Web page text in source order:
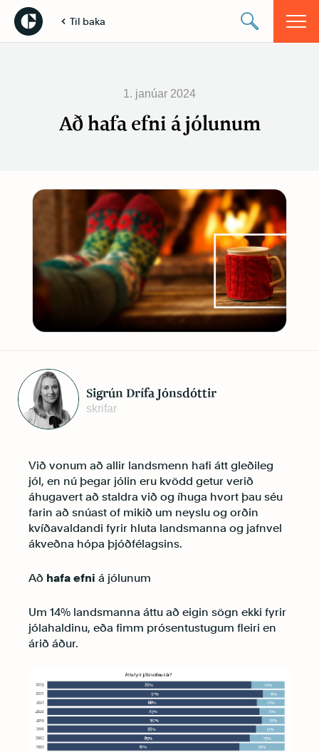
Til baka
1. janúar 2024
Að hafa efni á jólunum
Sigrún Drífa Jónsdóttir
skrifar
Við vonum að allir landsmenn hafi átt gleðileg
jól, en nú þegar jólin eru kvödd getur verið
áhugavert að staldra við og íhuga hvort þau séu
farin að snúast of mikið um neyslu og orðin
kvíðavaldandi fyrir hluta landsmanna og jafnvel
ákveðna hópa þjóðfélagsins.
Að hafa efni á jólunum
Um 14% landsmanna áttu að eigin sögn ekki fyrir
jólahaldinu, eða fimm prósentustugum fleiri en
árið áður.